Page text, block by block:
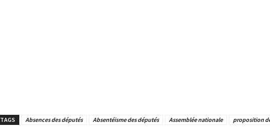
TAGS Absences des députés Absentéisme des députés Assemblée nationale proposition